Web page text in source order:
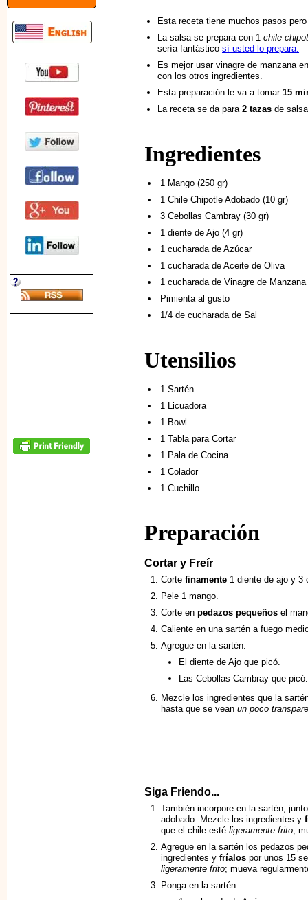
Esta receta tiene muchos pasos
La salsa se prepara con 1 chile
sería fantástico sí usted lo prepara.
Es mejor usar vinagre de manzana
con los otros ingredientes.
Esta preparación le va a tomar 15
La receta se da para 2 tazas de
Ingredientes
1 Mango (250 gr)
1 Chile Chipotle Adobado (10 gr)
3 Cebollas Cambray (30 gr)
1 diente de Ajo (4 gr)
1 cucharada de Azúcar
1 cucharada de Aceite de Oliva
1 cucharada de Vinagre de Manzana
Pimienta al gusto
1/4 de cucharada de Sal
Utensilios
1 Sartén
1 Licuadora
1 Bowl
1 Tabla para Cortar
1 Pala de Cocina
1 Colador
1 Cuchillo
Preparación
Cortar y Freír
Corte finamente 1 diente de ajo y 3
Pele 1 mango.
Corte en pedazos pequeños el
Caliente en una sartén a fuego
Agregue en la sartén:
El diente de Ajo que picó.
Las Cebollas Cambray que picó.
Mezcle los ingredientes que la
hasta que se vean un poco
Siga Friendo...
También incorpore en la sartén,
adobado. Mezcle los ingredientes y
que el chile esté ligeramente frito;
Agregue en la sartén los pedazos
ingredientes y fríalos por unos 15
ligeramente frito; mueva
Ponga en la sartén: